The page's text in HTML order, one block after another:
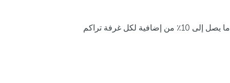
ما يصل إلى 10٪ من إضافية لكل غرفة تراكم